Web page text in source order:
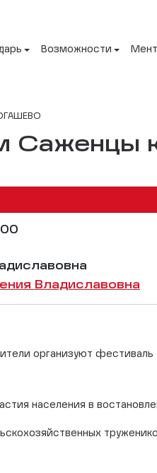
Возможности
Саженцы
Владиславовна
организуют
населения в